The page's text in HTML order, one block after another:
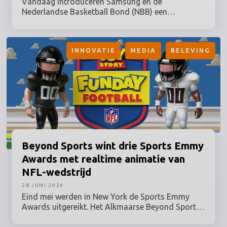
Nederlandse Basketball Bond (NBB) een
kunnen basketballers hun prestaties nog beter
analyseren.
Beyond Sports wint drie Sports Emmy
Awards met realtime animatie van
NFL-wedstrijd
Eind mei werden in New York de Sports Emmy
Awards uitgereikt. Het Alkmaarse Beyond Sports
INNOVATIE MEDIA BELEVING
28 JUNI 2024